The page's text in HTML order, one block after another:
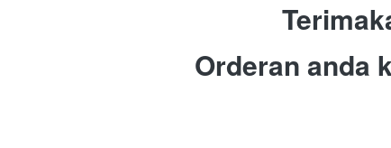
Orderan anda